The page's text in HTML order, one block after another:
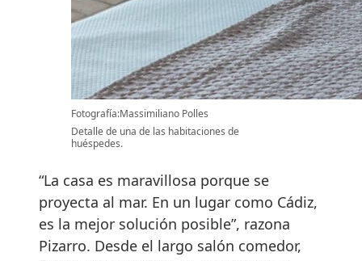
Fotografía:Massimiliano Polles
Detalle de una de las habitaciones de
huéspedes.
“La casa es maravillosa porque se
proyecta al mar. En un lugar como Cádiz,
es la mejor solución posible”, razona
Pizarro. Desde el largo salón comedor,